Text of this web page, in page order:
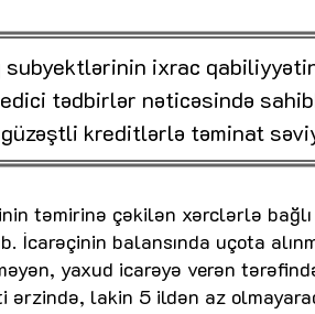
subyektlərinin ixrac
tədbirlər nəticəsində
kreditlərlə təminat
təmirinə çəkilən xərclərlə bağlı
İcarəçinin balansında uçota
yaxud icarəyə verən
ərzində, lakin 5 ildən az